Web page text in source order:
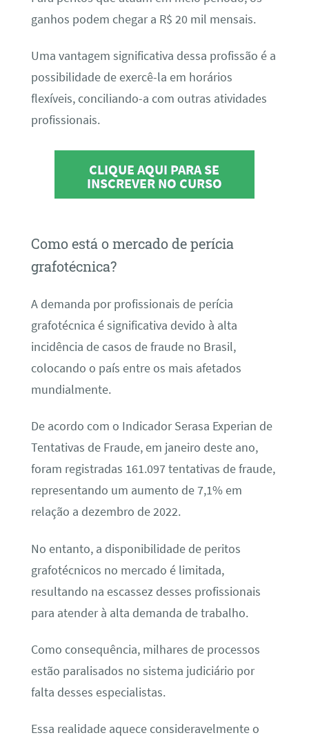
ganhos podem chegar a R$ 20 mil mensais.
Uma vantagem significativa dessa profissão é a
possibilidade de exercê-la em horários
flexíveis, conciliando-a com outras atividades
profissionais.
CLIQUE AQUI PARA SE
INSCREVER NO CURSO
Como está o mercado de perícia
grafotécnica?
A demanda por profissionais de perícia
grafotécnica é significativa devido à alta
incidência de casos de fraude no Brasil,
colocando o país entre os mais afetados
mundialmente.
De acordo com o Indicador Serasa Experian de
Tentativas de Fraude, em janeiro deste ano,
foram registradas 161.097 tentativas de fraude,
representando um aumento de 7,1% em
relação a dezembro de 2022.
No entanto, a disponibilidade de peritos
grafotécnicos no mercado é limitada,
resultando na escassez desses profissionais
para atender à alta demanda de trabalho.
Como consequência, milhares de processos
estão paralisados no sistema judiciário por
falta desses especialistas.
Essa realidade aquece consideravelmente o